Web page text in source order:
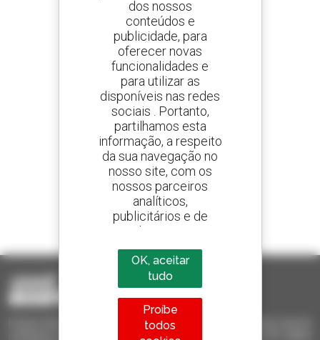
Crie os seus alertas
e receba anúncios de equipamentos usados
800 concessionários
A Manitou em todo o mundo
1 em cada 4 telescópicos
vendido no mundo é um manitou
Invia le richieste a più concessionari contemporaneamente, ricevi le
notifiche in base agli alert impostati. Tutto questo dal tuo PC, tablet
dos nossos
conteúdos e
publicidade, para
oferecer novas
funcionalidades e
para utilizar as
disponíveis nas redes
sociais . Portanto,
partilhamos esta
informação, a respeito
da sua navegação no
nosso site, com os
nossos parceiros
analíticos,
publicitários e de
redes sociais
OK, aceitar
tudo
Proíbe
todos